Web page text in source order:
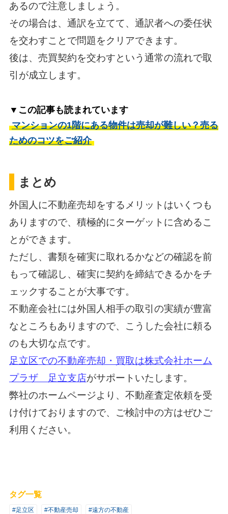
あるので注意しましょう。
その場合は、通訳を立てて、通訳者への委任状
を交わすことで問題をクリアできます。
後は、売買契約を交わすという通常の流れで取
引が成立します。
▼この記事も読まれています
マンションの1階にある物件は売却が難しい？売る
ためのコツをご紹介
まとめ
外国人に不動産売却をするメリットはいくつも
ありますので、積極的にターゲットに含めるこ
とができます。
ただし、書類を確実に取れるかなどの確認を前
もって確認し、確実に契約を締結できるかをチ
ェックすることが大事です。
不動産会社には外国人相手の取引の実績が豊富
なところもありますので、こうした会社に頼る
のも大切な点です。
足立区での不動産売却・買取は株式会社ホーム
プラザ 足立支店がサポートいたします。
弊社のホームページより、不動産査定依頼を受
け付けておりますので、ご検討中の方はぜひご
利用ください。
タグ一覧
#足立区 #不動産売却 #遠方の不動産